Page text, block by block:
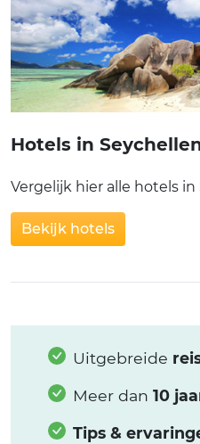
Hotels in
Vergelijk hier alle hotels in
Bekijk hotels
Uitgebreide
Meer dan 10
Tips &